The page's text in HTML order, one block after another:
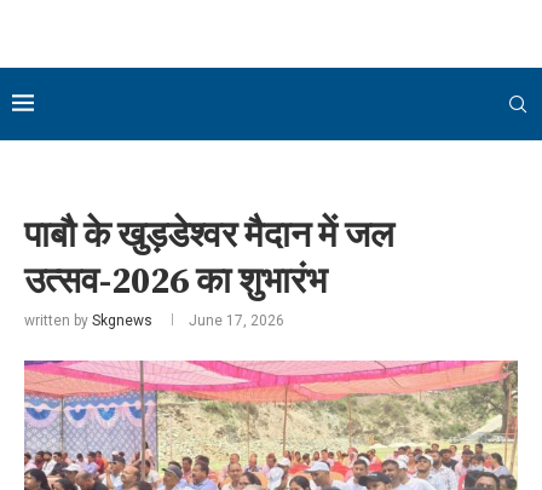
पाबौ के खुड़डेश्वर मैदान में जल
उत्सव-2026 का शुभारंभ
written by Skgnews June 17, 2026